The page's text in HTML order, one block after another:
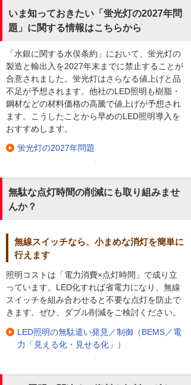
いま知っておきたい「蛍光灯の2027年問
題」に関する情報はこちらから
「水銀に関する水俣条約」において、蛍光灯の
製造と輸出入を2027年末までに禁止することが
合意されました。蛍光灯はさらなる値上げと品
不足が予想されます。他社のLED照明も樹脂・
鋼材などの材料価格の高騰で値上げが予想され
ます。こうしたことから早めのLED照明導入を
おすすめします。
蛍光灯の2027年問題
無駄な点灯時間の削減にも取り組みませ
んか？
無線スイッチなら、小まめな消灯を簡単に
行えます
照明コストは「電力消費×点灯時間」で成り立
っています。LED化すれば省電力になり、無線
スイッチを組み合わせると不要な点灯を防止で
きます。ぜひ、ダブル削減をご検討ください。
LED照明の無駄遣い発見／制御（BEMS／電
力「見える化・見せる化」）